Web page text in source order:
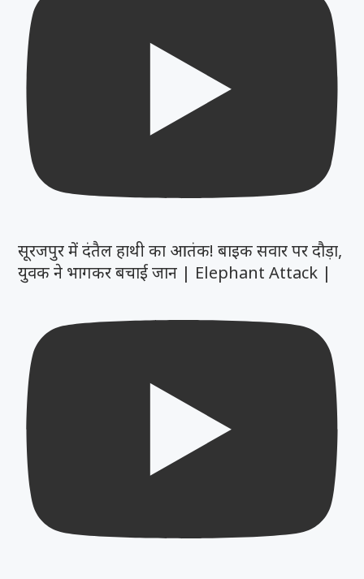
सूरजपुर में दंतैल हाथी का आतंक! बाइक सवार पर दौड़ा,
युवक ने भागकर बचाई जान | Elephant Attack |